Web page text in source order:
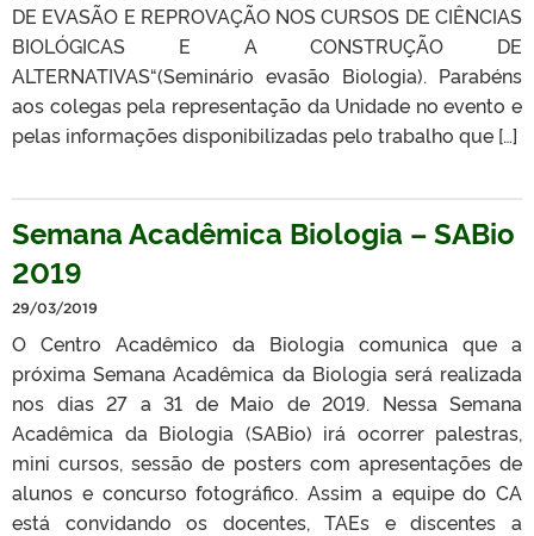
DE EVASÃO E REPROVAÇÃO NOS CURSOS DE CIÊNCIAS
BIOLÓGICAS E A CONSTRUÇÃO DE
ALTERNATIVAS“(Seminário evasão Biologia). Parabéns
aos colegas pela representação da Unidade no evento e
pelas informações disponibilizadas pelo trabalho que […]
Semana Acadêmica Biologia – SABio
2019
29/03/2019
O Centro Acadêmico da Biologia comunica que a
próxima Semana Acadêmica da Biologia será realizada
nos dias 27 a 31 de Maio de 2019. Nessa Semana
Acadêmica da Biologia (SABio) irá ocorrer palestras,
mini cursos, sessão de posters com apresentações de
alunos e concurso fotográfico. Assim a equipe do CA
está convidando os docentes, TAEs e discentes a